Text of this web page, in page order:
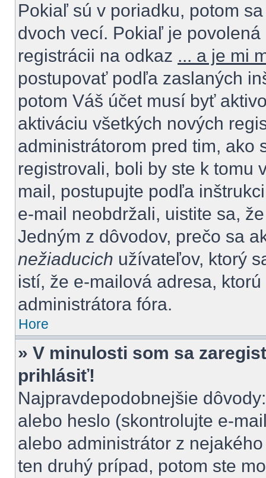
Pokiaľ sú v poriadku, potom
dvoch vecí. Pokiaľ je
registrácii na odkaz ... a je mi
postupovať podľa zaslaných
potom Váš účet musí byť
aktiváciu všetkých nových
administrátorom pred tim, ako
registrovali, boli by ste k tomu
mail, postupujte podľa
e-mail neobdržali, uistite sa,
Jedným z dôvodov, prečo sa
nežiaducich užívateľov, ktorý
istí, že e-mailová adresa,
administrátora fóra.
Hore
» V minulosti som sa
prihlásiť!
Najpravdepodobnejšie
alebo heslo (skontrolujte e-
alebo administrátor z
ten druhý prípad, potom ste